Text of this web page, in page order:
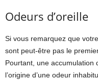
Odeurs d’oreille
Si vous remarquez que
sont peut-être pas le
Pourtant, une accumulation
l’origine d’une odeur